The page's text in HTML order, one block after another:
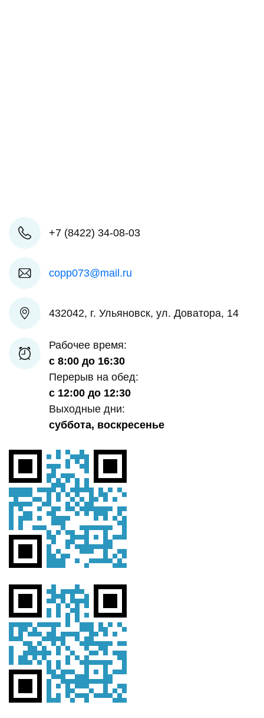
+7 (8422) 34-08-03
copp073@mail.ru
432042, г. Ульяновск, ул. Доватора, 14
Рабочее время:
с 8:00 до 16:30
Перерыв на обед:
с 12:00 до 12:30
Выходные дни:
суббота, воскресенье